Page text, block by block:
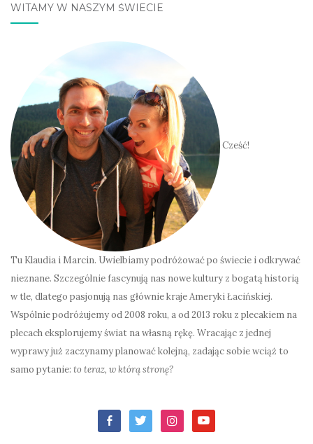
WITAMY W NASZYM ŚWIECIE
Cześć!
Tu Klaudia i Marcin. Uwielbiamy podróżować po świecie i odkrywać
nieznane. Szczególnie fascynują nas nowe kultury z bogatą historią
w tle, dlatego pasjonują nas głównie kraje Ameryki Łacińskiej.
Wspólnie podróżujemy od 2008 roku, a od 2013 roku z plecakiem na
plecach eksplorujemy świat na własną rękę. Wracając z jednej
wyprawy już zaczynamy planować kolejną, zadając sobie wciąż to
samo pytanie: to teraz, w którą stronę?
facebook-
alt
twitterinstagramyoutube